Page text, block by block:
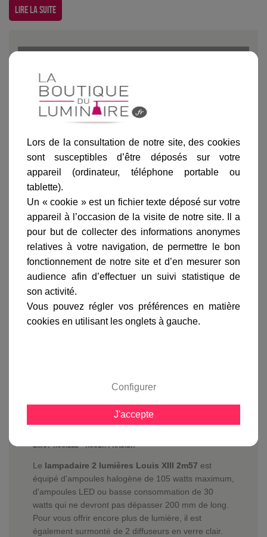
Lire la suite
Vert de gris Patine dorée
Ajouter au panier
Informations produit
marque
avis clients
2m57 Rouille-Roger Pradier
Le lampadaire 2 lumières Louis XIII 2m57 est
équipé d'ampoules halogène de 105 watts maximum,
d'ampoules LED ou basse consommation de 30
watts qui ne devront pas dépasser 200 mm de long.
Pour vous offrir encore plus de lumière, il est
également surmonté de 2 diffuseurs en verre clair.
Lors de la consultation de notre site, des cookies
sont susceptibles d’être déposés sur votre
appareil (ordinateur, téléphone portable ou
tablette).
Un « cookie » est un fichier texte déposé sur votre
appareil à l’occasion de la visite de notre site. Il a
pour but de collecter des informations anonymes
relatives à votre navigation, de permettre le bon
fonctionnement de notre site et d’en mesurer son
audience afin d’effectuer un suivi statistique de
son activité.
Vous pouvez régler vos préférences en matière
cookies en utilisant les onglets à gauche.
Configurer
J'accepte